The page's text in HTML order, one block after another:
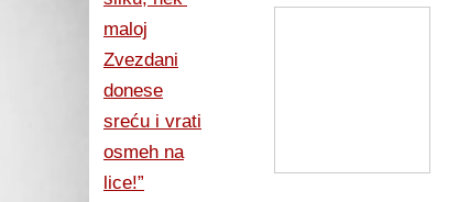
maloj
Zvezdani
donese
sreću i vrati
osmeh na
lice!”